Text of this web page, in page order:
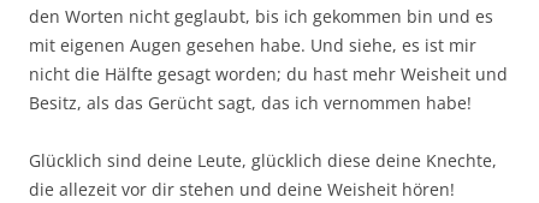
den Worten nicht geglaubt, bis ich gekommen bin und es
mit eigenen Augen gesehen habe. Und siehe, es ist mir
nicht die Hälfte gesagt worden; du hast mehr Weisheit und
Besitz, als das Gerücht sagt, das ich vernommen habe!
Glücklich sind deine Leute, glücklich diese deine Knechte,
die allezeit vor dir stehen und deine Weisheit hören!